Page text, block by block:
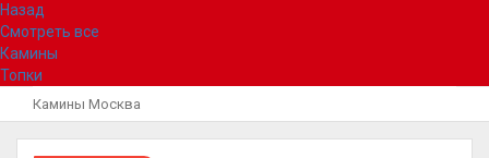
Назад
Смотреть все
Камины
Топки
Камины Москва